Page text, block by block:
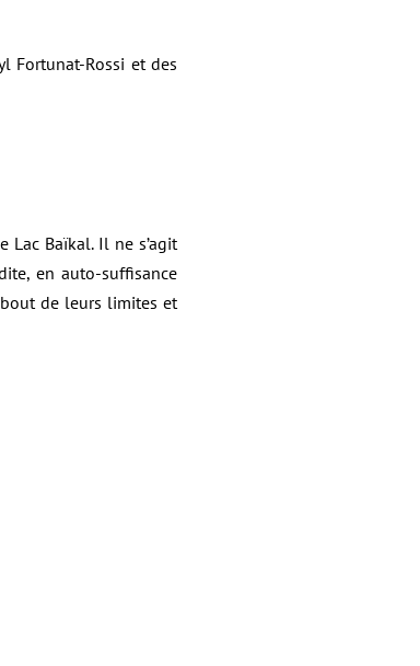
Fortunat-Rossi et des
Baïkal. Il ne s’agit
en auto-suffisance
de leurs limites et